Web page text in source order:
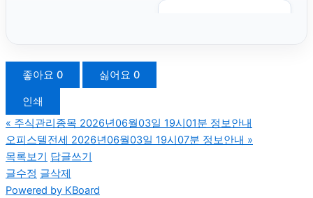
불륜증거
좋아요 0 싫어요 0
인쇄
« 주식관리종목 2026년06월03일 19시01분 정보안내
오피스텔전세 2026년06월03일 19시07분 정보안내 »
목록보기 답글쓰기
글수정 글삭제
Powered by KBoard